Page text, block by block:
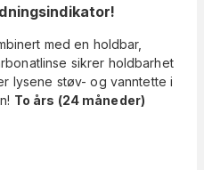
med en holdbar,
sikrer holdbarhet
lysene støv- og vanntette i
To års (24 måneder)